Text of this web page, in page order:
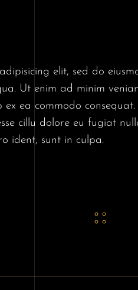
elit, sed do
Ut enim ad minim
ea commodo
cillu dolore eu fugiat
ident, sunt in culpa.